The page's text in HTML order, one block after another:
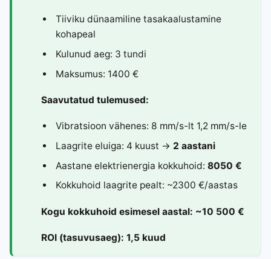
Tiiviku dünaamiline tasakaalustamine
kohapeal
Kulunud aeg: 3 tundi
Maksumus: 1400 €
Saavutatud tulemused:
Vibratsioon vähenes: 8 mm/s-lt 1,2 mm/s-le
Laagrite eluiga: 4 kuust → 2 aastani
Aastane elektrienergia kokkuhoid:8050 €
Kokkuhoid laagrite pealt: ~2300 €/aastas
Kogu kokkuhoid esimesel aastal: ~10 500 €
ROI (tasuvusaeg): 1,5 kuud